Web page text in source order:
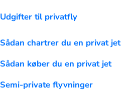
Udgifter til privatfly
Sådan chartrer du en privat jet
Sådan køber du en privat jet
Semi-private flyvninger